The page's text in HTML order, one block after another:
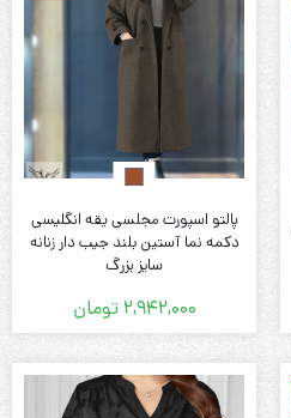
پالتو اسپورت مجلسی یقه انگلیسی
دکمه نما آستین بلند جیب دار زنانه
سایز بزرگ
2,942,000 تومان